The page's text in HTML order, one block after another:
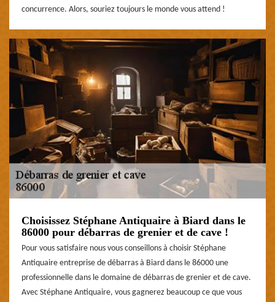
concurrence. Alors, souriez toujours le monde vous attend !
Choisissez Stéphane Antiquaire à Biard dans le
86000 pour débarras de grenier et de cave !
Pour vous satisfaire nous vous conseillons à choisir Stéphane
Antiquaire entreprise de débarras à Biard dans le 86000 une
professionnelle dans le domaine de débarras de grenier et de cave.
Avec Stéphane Antiquaire, vous gagnerez beaucoup ce que vous